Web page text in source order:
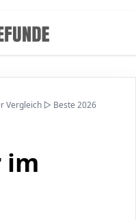
Vergleich ▷ Beste 2026
im